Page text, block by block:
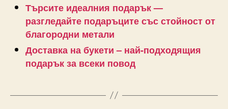
Търсите идеалния подарък —
разгледайте подаръците със стойност от
благородни метали
Доставка на букети – най-подходящия
подарък за всеки повод